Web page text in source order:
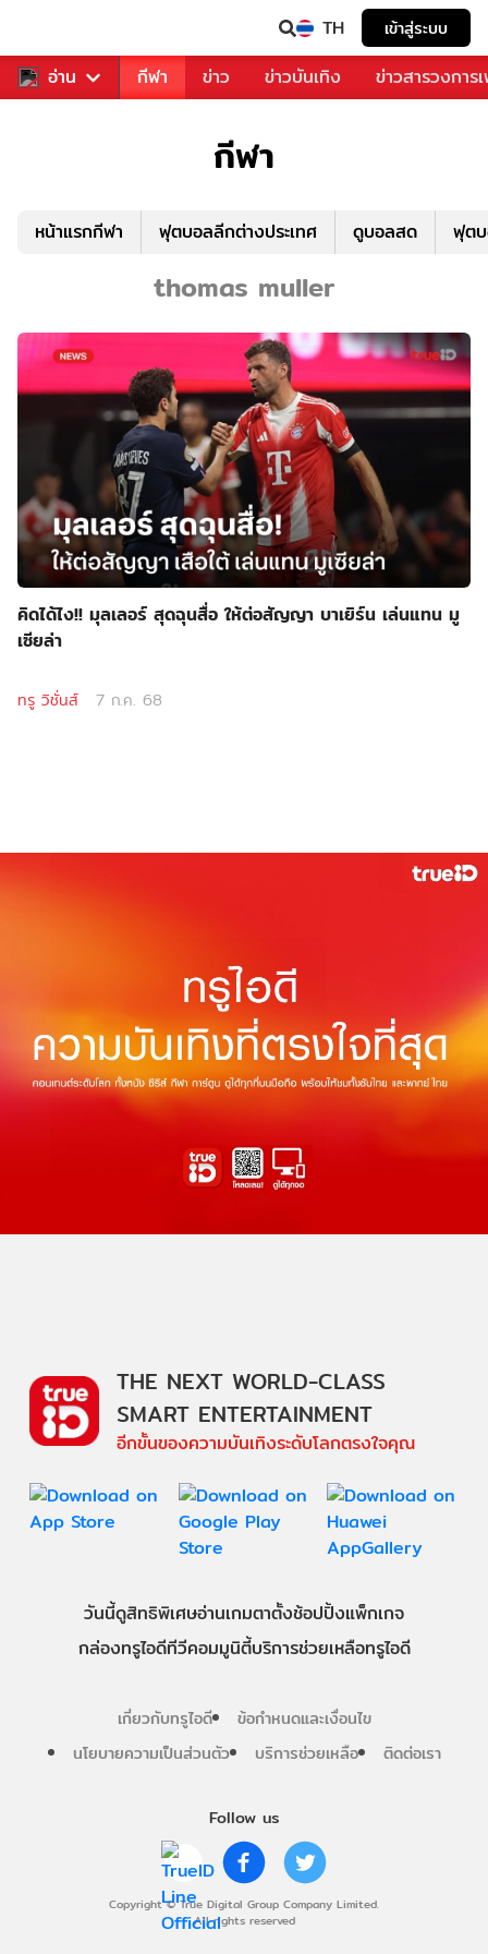
TH เข้าสู่ระบบ
อ่าน
สำหรับคุณ กีฬา ข่าว ข่าวบันเทิง ข่าวสารวงการ
กีฬา
หน้าแรกกีฬา ฟุตบอลลีกต่างประเทศ ดูบอลสด ฟุต
thomas muller
คิดได้ไง!! มุลเลอร์ สุดฉุนสื่อ ให้ต่อสัญญา บาเยิร์น เล่นแทน มู
เซียล่า
ทรู วิชั่นส์ 7 ก.ค. 68
Follow us
Copyright © True Digital Group Company Limited.
All rights reserved
THE NEXT WORLD-CLASS
SMART ENTERTAINMENT
อีกขั้นของความบันเทิงระดับโลกตรงใจคุณ
วันนี้ดูสิทธิพิเศษอ่านเกมตาตั้งช้อปปิ้งแพ็กเกจ
กล่องทรูไอดีทีวีคอมมูนิตี้บริการช่วยเหลือทรูไอดี
เกี่ยวกับทรูไอดี
ข้อกำหนดและเงื่อนไข
นโยบายความเป็นส่วนตัว
บริการช่วยเหลือ ติดต่อเรา